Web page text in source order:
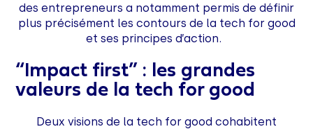
des entrepreneurs a notamment permis de définir
plus précisément les contours de la tech for good
et ses principes d’action.
“Impact first” : les grandes
valeurs de la tech for good
Deux visions de la tech for good cohabitent